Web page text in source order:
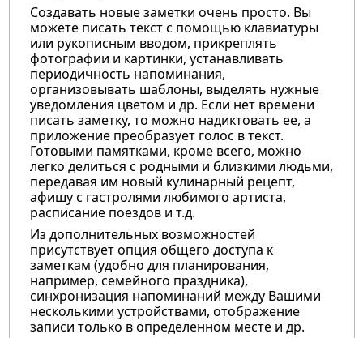
Создавать новые заметки очень просто. Вы
можете писать текст с помощью клавиатуры
или рукописным вводом, прикреплять
фотографии и картинки, устанавливать
периодичность напоминания,
организовывать шаблоны, выделять нужные
уведомления цветом и др. Если нет времени
писать заметку, то можно надиктовать ее, а
приложение преобразует голос в текст.
Готовыми памятками, кроме всего, можно
легко делиться с родными и близкими людьми,
передавая им новый кулинарный рецепт,
афишу с гастролями любимого артиста,
расписание поездов и т.д.
Из дополнительных возможностей
присутствует опция общего доступа к
заметкам (удобно для планирования,
например, семейного праздника),
синхронизация напоминаний между Вашими
несколькими устройствами, отображение
записи только в определенном месте и др.